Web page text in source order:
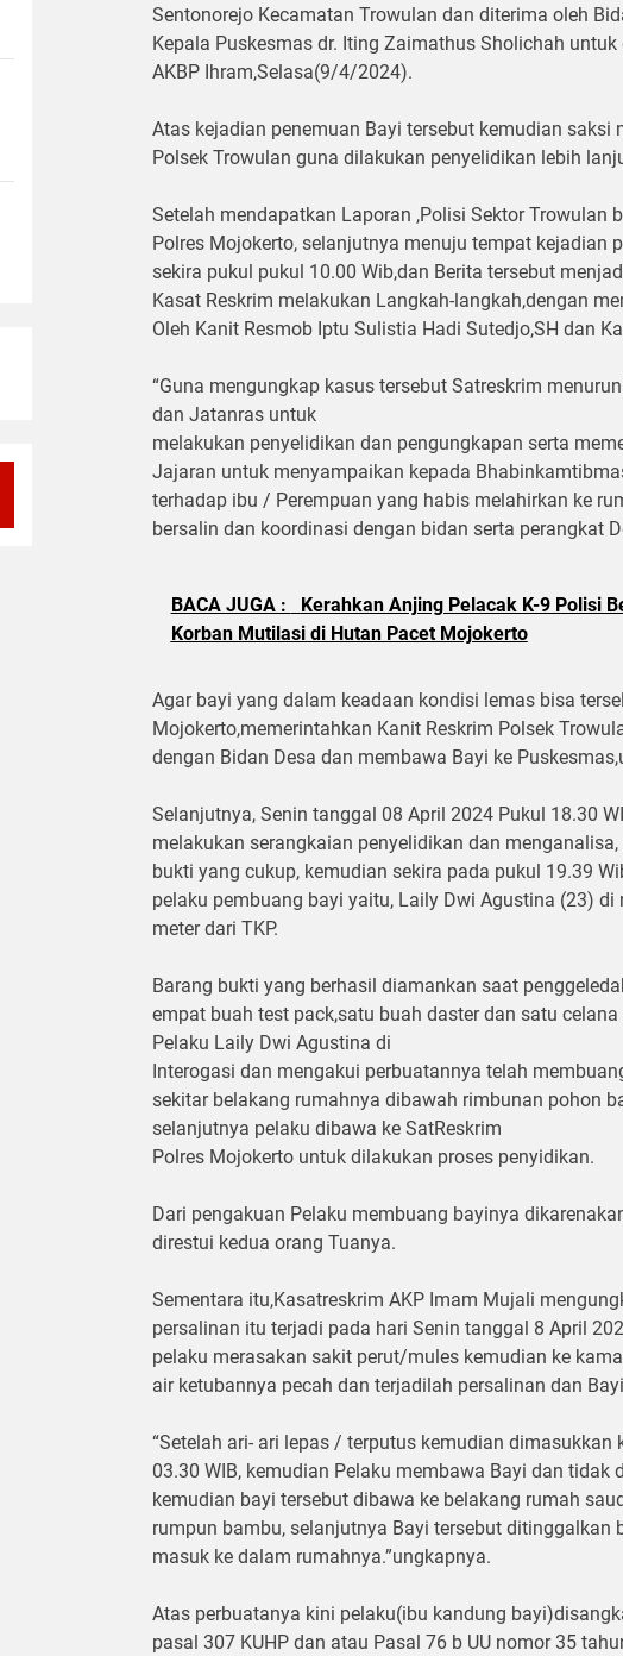
Sentonorejo Kecamatan Trowulan dan diterima oleh
Kepala Puskesmas dr. Iting Zaimathus Sholichah
AKBP Ihram,Selasa(9/4/2024).
Atas kejadian penemuan Bayi tersebut kemudian saksi
Polsek Trowulan guna dilakukan penyelidikan lebih
Setelah mendapatkan Laporan ,Polisi Sektor Trowulan
Polres Mojokerto, selanjutnya menuju tempat kejadian
sekira pukul pukul 10.00 Wib,dan Berita tersebut
Kasat Reskrim melakukan Langkah-langkah,dengan
Oleh Kanit Resmob Iptu Sulistia Hadi Sutedjo,SH dan
“Guna mengungkap kasus tersebut Satreskrim
dan Jatanras untuk
melakukan penyelidikan dan pengungkapan serta
Jajaran untuk menyampaikan kepada
terhadap ibu / Perempuan yang habis melahirkan ke
bersalin dan koordinasi dengan bidan serta perangkat
BACA JUGA :
Kerahkan Anjing Pelacak K-9 Polisi
Korban Mutilasi di Hutan Pacet Mojokerto
Agar bayi yang dalam keadaan kondisi lemas bisa
Mojokerto,memerintahkan Kanit Reskrim Polsek
dengan Bidan Desa dan membawa Bayi ke
Selanjutnya, Senin tanggal 08 April 2024 Pukul 18.30
melakukan serangkaian penyelidikan dan
bukti yang cukup, kemudian sekira pada pukul 19.39
pelaku pembuang bayi yaitu, Laily Dwi Agustina (23)
meter dari TKP.
Barang bukti yang berhasil diamankan saat
empat buah test pack,satu buah daster dan satu
Pelaku Laily Dwi Agustina di
Interogasi dan mengakui perbuatannya telah
sekitar belakang rumahnya dibawah rimbunan pohon
selanjutnya pelaku dibawa ke SatReskrim
Polres Mojokerto untuk dilakukan proses penyidikan.
Dari pengakuan Pelaku membuang bayinya
direstui kedua orang Tuanya.
Sementara itu,Kasatreskrim AKP Imam Mujali
persalinan itu terjadi pada hari Senin tanggal 8 April
pelaku merasakan sakit perut/mules kemudian ke
air ketubannya pecah dan terjadilah persalinan dan
“Setelah ari- ari lepas / terputus kemudian dimasukkan
03.30 WIB, kemudian Pelaku membawa Bayi dan
kemudian bayi tersebut dibawa ke belakang rumah
rumpun bambu, selanjutnya Bayi tersebut ditinggalkan
masuk ke dalam rumahnya.”ungkapnya.
Atas perbuatanya kini pelaku(ibu kandung
pasal 307 KUHP dan atau Pasal 76 b UU nomor 35